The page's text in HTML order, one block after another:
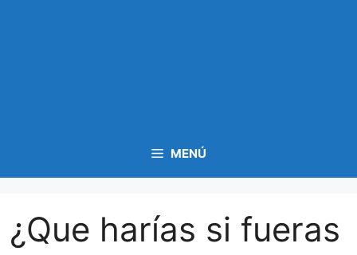
MENÚ
¿Que harías si fueras